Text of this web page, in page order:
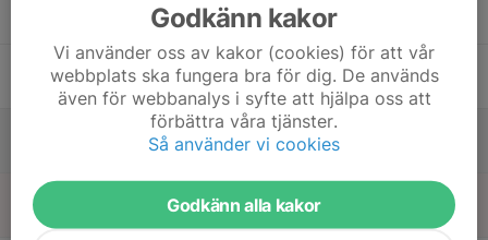
16
Sön
Godkänn kakor
Vi använder oss av kakor (cookies) för att vår
webbplats ska fungera bra för dig. De används
även för webbanalys i syfte att hjälpa oss att
förbättra våra tjänster.
Så använder vi cookies
Godkänn alla kakor